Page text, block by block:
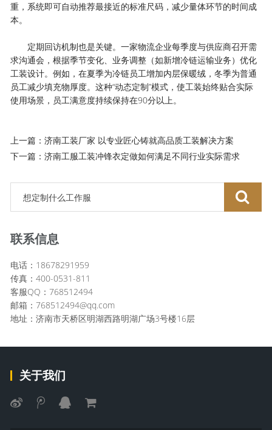
重，系统即可自动推荐最接近的标准尺码，减少量体环节的时间成
本。
定期回访机制也是关键。一家物流企业每季度与供应商召开需
求沟通会，根据季节变化、业务调整（如新增冷链运输业务）优化
工装设计。例如，在夏季为冷链员工增加内层保暖绒，冬季为普通
员工减少填充物厚度。这种“动态定制”模式，使工装始终贴合实际
使用场景，员工满意度持续保持在90分以上。
上一篇：济南工装厂家 以专业匠心铸就高品质工装解决方案
下一篇：济南工服工装冲锋衣定做如何满足不同行业实际需求
联系信息
电话：18678291959
传真：400-0531-811
客服QQ：768512494
邮箱：768512494@qq.com
地址：济南市天桥区明湖西路明湖广场3号楼16层
关于我们